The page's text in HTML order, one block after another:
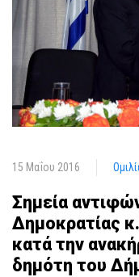
15 Μαΐου 2016
Σημεία
Δημοκρατίας
κατά την
δημότη του